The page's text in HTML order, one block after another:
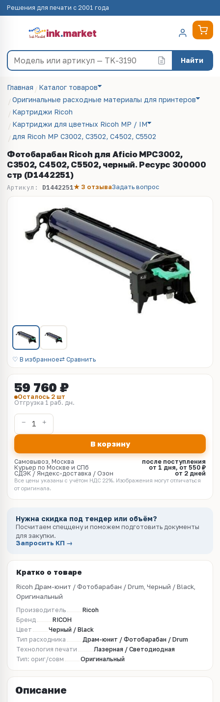
Решения для печати с 2001 года
ink.market
Найти
Главная
Каталог товаров
Оригинальные расходные материалы для принтеров
Картриджи Ricoh
Картриджи для цветных Ricoh MP / IM
для Ricoh MP C3002, C3502, C4502, C5502
Фотобарабан Ricoh для Aficio MPC3002,
C3502, C4502, C5502, черный. Ресурс 300000
стр (D1442251)
Артикул: D1442251★ 3 отзываЗадать вопрос
♡ В избранное⇄ Сравнить
59 760 ₽
Осталось 2 шт
Отгрузка 1 раб. дн.
В корзину
Самовывоз, Москва
после поступления
Курьер по Москве и СПб
от 1 дня, от 550 ₽
СДЭК / Яндекс-доставка / Озон
от 2 дней
Все цены указаны с учётом НДС 22%. Изображения могут отличаться
от оригинала.
Нужна скидка под тендер или объём?
Посчитаем спеццену и поможем подготовить документы
для закупки.
Запросить КП →
Кратко о товаре
Ricoh Драм-юнит / Фотобарабан / Drum, Черный / Black,
Оригинальный
Производитель
Ricoh
Бренд
RICOH
Цвет
Черный / Black
Тип расходника
Драм-юнит / Фотобарабан / Drum
Технология печати
Лазерная / Светодиодная
Тип: ориг/совм
Оригинальный
Описание